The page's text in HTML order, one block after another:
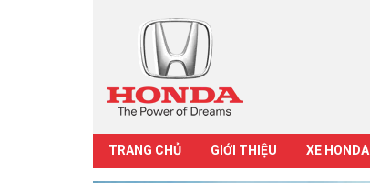
TRANG CHỦ GIỚI THIỆU XE HONDA